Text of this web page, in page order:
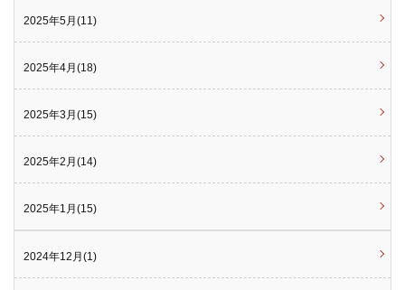
2025年5月(11)
2025年4月(18)
2025年3月(15)
2025年2月(14)
2025年1月(15)
2024年12月(1)